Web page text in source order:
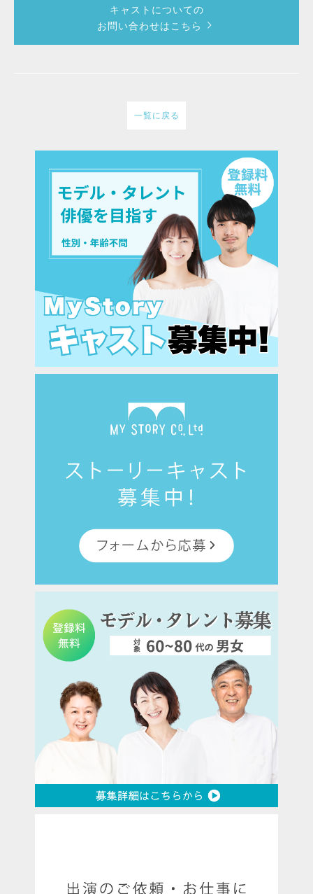
キャストについての
お問い合わせはこちら
一覧に戻る